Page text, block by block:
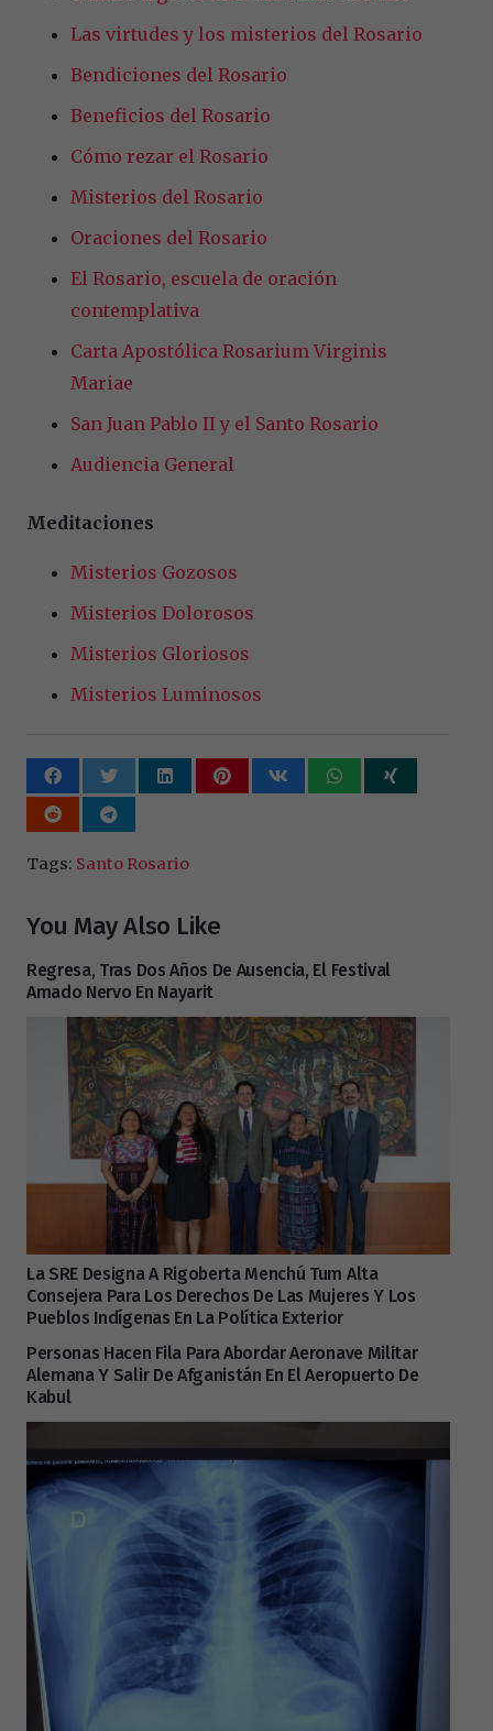
Las virtudes y los misterios del Rosario
Bendiciones del Rosario
Beneficios del Rosario
Cómo rezar el Rosario
Misterios del Rosario
Oraciones del Rosario
El Rosario, escuela de oración
contemplativa
Carta Apostólica Rosarium Virginis
Mariae
San Juan Pablo II y el Santo Rosario
Audiencia General
Meditaciones
Misterios Gozosos
Misterios Dolorosos
Misterios Gloriosos
Misterios Luminosos
Tags: Santo Rosario
You May Also Like
Regresa, Tras Dos Años De Ausencia, El Festival
Amado Nervo En Nayarit
La SRE Designa A Rigoberta Menchú Tum Alta
Consejera Para Los Derechos De Las Mujeres Y Los
Pueblos Indígenas En La Política Exterior
Personas Hacen Fila Para Abordar Aeronave Militar
Alemana Y Salir De Afganistán En El Aeropuerto De
Kabul